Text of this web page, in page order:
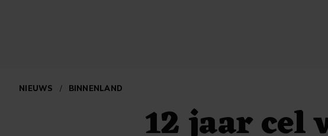
NIEUWS / BINNENLAND